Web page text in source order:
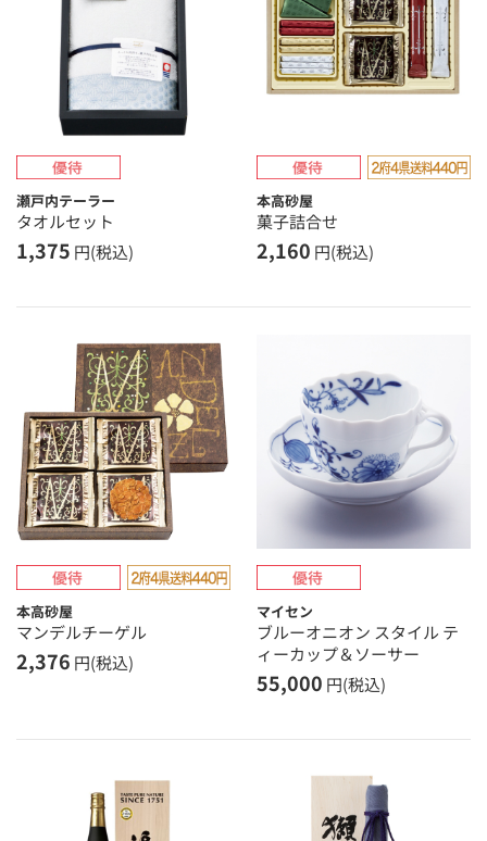
瀬戸内テーラー
タオルセット
1,375 円(税込)
本高砂屋
菓子詰合せ
2,160 円(税込)
本高砂屋
マンデルチーゲル
2,376 円(税込)
マイセン
ブルーオニオン スタイル テ
ィーカップ＆ソーサー
55,000 円(税込)